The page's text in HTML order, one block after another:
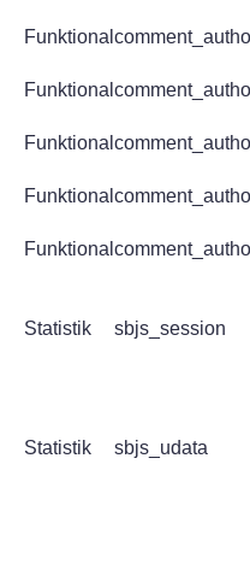
Funktional
Funktional
Funktional
Funktional
Funktional
Statistik sbjs_session
Statistik sbjs_udata